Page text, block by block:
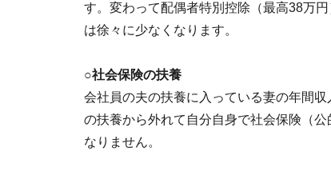
す。変わって配偶者特別控除（最高38万
は徐々に少なくなります。
○社会保険の扶養
会社員の夫の扶養に入っている妻の年間
の扶養から外れて自分自身で社会保険（
なりません。